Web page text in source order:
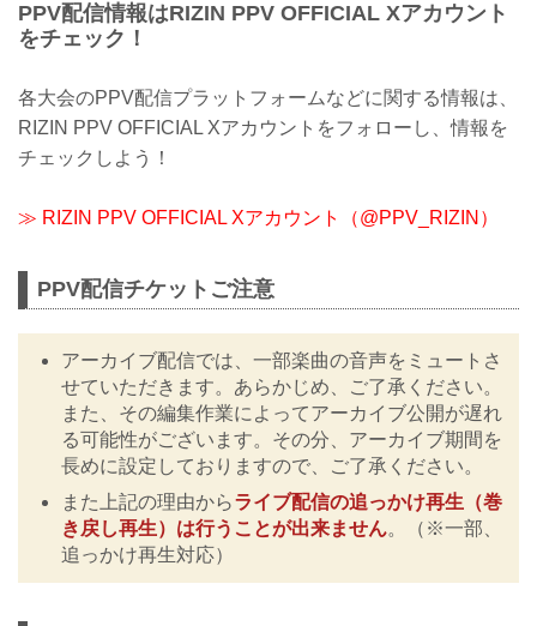
PPV配信情報はRIZIN PPV OFFICIAL Xアカウント
をチェック！
各大会のPPV配信プラットフォームなどに関する情報は、
RIZIN PPV OFFICIAL Xアカウントをフォローし、情報を
チェックしよう！
≫ RIZIN PPV OFFICIAL Xアカウント（@PPV_RIZIN）
PPV配信チケットご注意
アーカイブ配信では、一部楽曲の音声をミュートさ
せていただきます。あらかじめ、ご了承ください。
また、その編集作業によってアーカイブ公開が遅れ
る可能性がございます。その分、アーカイブ期間を
長めに設定しておりますので、ご了承ください。
また上記の理由からライブ配信の追っかけ再生（巻
き戻し再生）は行うことが出来ません。（※一部、
追っかけ再生対応）